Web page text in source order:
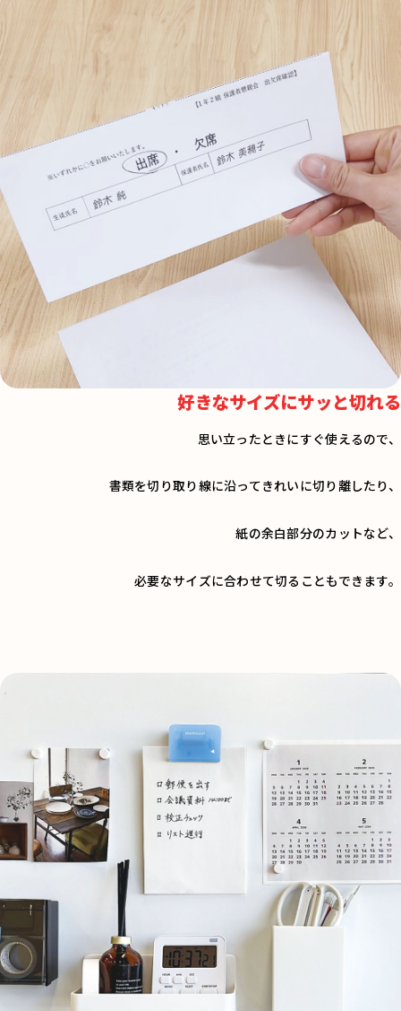
好きなサイズにサッと切れる
思い立ったときにすぐ使えるので、
書類を切り取り線に沿ってきれいに切り離したり、
紙の余白部分のカットなど、
必要なサイズに合わせて切ることもできます。